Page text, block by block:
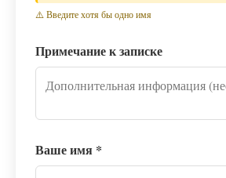
⚠️ Введите хотя бы одно имя
Примечание к записке
Ваше имя *